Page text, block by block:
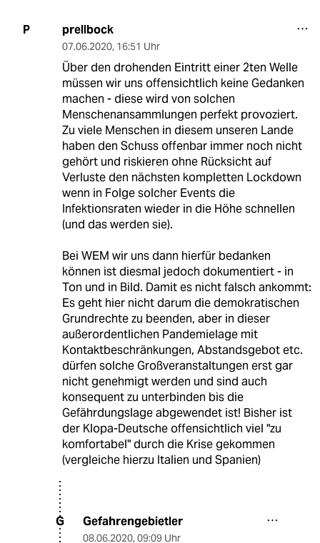
P prellbock
07.06.2020, 16:51 Uhr
Über den drohenden Eintritt einer 2ten Welle
müssen wir uns offensichtlich keine Gedanken
machen - diese wird von solchen
Menschenansammlungen perfekt provoziert.
Zu viele Menschen in diesem unseren Lande
haben den Schuss offenbar immer noch nicht
gehört und riskieren ohne Rücksicht auf
Verluste den nächsten kompletten Lockdown
wenn in Folge solcher Events die
Infektionsraten wieder in die Höhe schnellen
(und das werden sie).
Bei WEM wir uns dann hierfür bedanken
können ist diesmal jedoch dokumentiert - in
Ton und in Bild. Damit es nicht falsch ankommt:
Es geht hier nicht darum die demokratischen
Grundrechte zu beenden, aber in dieser
außerordentlichen Pandemielage mit
Kontaktbeschränkungen, Abstandsgebot etc.
dürfen solche Großveranstaltungen erst gar
nicht genehmigt werden und sind auch
konsequent zu unterbinden bis die
Gefährdungslage abgewendet ist! Bisher ist
der Klopa-Deutsche offensichtlich viel "zu
komfortabel" durch die Krise gekommen
(vergleiche hierzu Italien und Spanien)
G Gefahrengebietler
08.06.2020, 09:09 Uhr